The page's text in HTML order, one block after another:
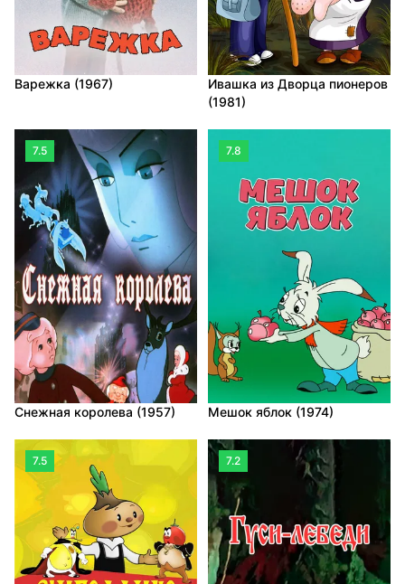
Варежка (1967)
Ивашка из Дворца пионеров
(1981)
7.5
Снежная королева (1957)
7.8
Мешок яблок (1974)
7.5 7.2